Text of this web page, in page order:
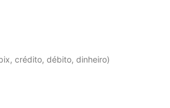
crédito, débito, dinheiro)